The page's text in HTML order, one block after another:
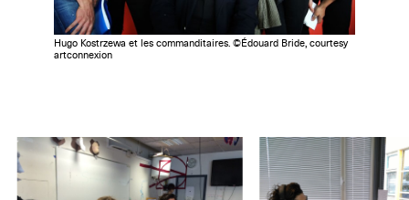
Hugo Kostrzewa et les commanditaires. ©Édouard Bride, courtesy
artconnexion